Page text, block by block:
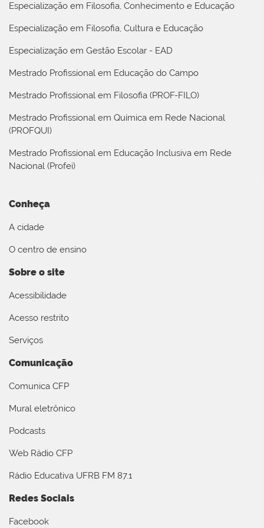
Especialização em Filosofia, Conhecimento e Educação
Especialização em Filosofia, Cultura e Educação
Especialização em Gestão Escolar - EAD
Mestrado Profissional em Educação do Campo
Mestrado Profissional em Filosofia (PROF-FILO)
Mestrado Profissional em Química em Rede Nacional
(PROFQUI)
Mestrado Profissional em Educação Inclusiva em Rede
Nacional (Profei)
Conheça
A cidade
O centro de ensino
Sobre o site
Acessibilidade
Acesso restrito
Serviços
Comunicação
Comunica CFP
Mural eletrônico
Podcasts
Web Rádio CFP
Rádio Educativa UFRB FM 87.1
Redes Sociais
Facebook